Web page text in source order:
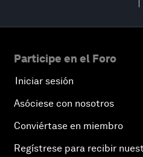
Participe en el Foro
Iniciar sesión
Asóciese con nosotros
Conviértase en miembro
Regístrese para recibir